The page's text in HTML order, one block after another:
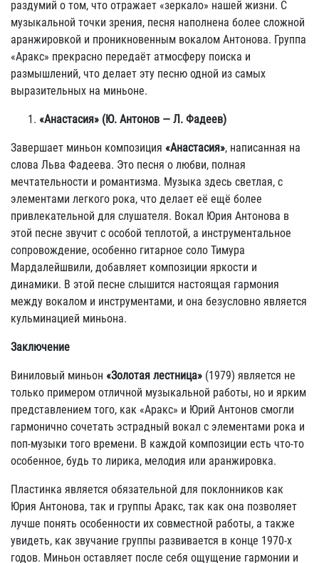
раздумий о том, что отражает «зеркало» нашей жизни. С
музыкальной точки зрения, песня наполнена более сложной
аранжировкой и проникновенным вокалом Антонова. Группа
«Аракс» прекрасно передаёт атмосферу поиска и
размышлений, что делает эту песню одной из самых
выразительных на миньоне.
«Анастасия» (Ю. Антонов — Л. Фадеев)
Завершает миньон композиция «Анастасия», написанная на
слова Льва Фадеева. Это песня о любви, полная
мечтательности и романтизма. Музыка здесь светлая, с
элементами легкого рока, что делает её ещё более
привлекательной для слушателя. Вокал Юрия Антонова в
этой песне звучит с особой теплотой, а инструментальное
сопровождение, особенно гитарное соло Тимура
Мардалейшвили, добавляет композиции яркости и
динамики. В этой песне слышится настоящая гармония
между вокалом и инструментами, и она безусловно является
кульминацией миньона.
Заключение
Виниловый миньон «Золотая лестница» (1979) является не
только примером отличной музыкальной работы, но и ярким
представлением того, как «Аракс» и Юрий Антонов смогли
гармонично сочетать эстрадный вокал с элементами рока и
поп-музыки того времени. В каждой композиции есть что-то
особенное, будь то лирика, мелодия или аранжировка.
Пластинка является обязательной для поклонников как
Юрия Антонова, так и группы Аракс, так как она позволяет
лучше понять особенности их совместной работы, а также
увидеть, как звучание группы развивается в конце 1970-х
годов. Миньон оставляет после себя ощущение гармонии и